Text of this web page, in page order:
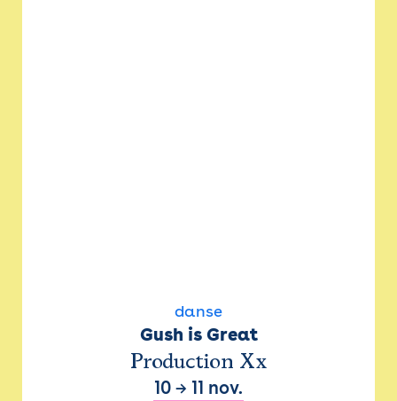
danse
Gush is Great
Production Xx
10 → 11 nov.